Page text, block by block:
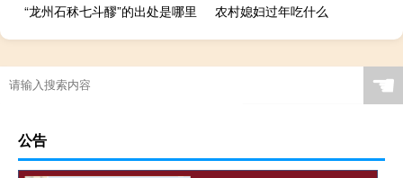
“龙州石秫七斗醪”的出处是哪里
农村媳妇过年吃什么
☚
公告